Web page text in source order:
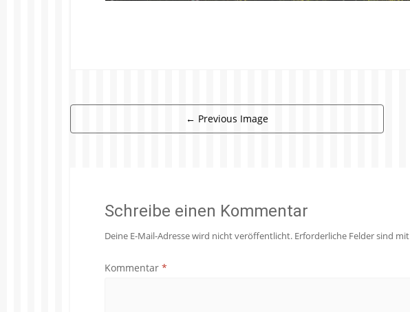
← Previous Image
Schreibe einen Kommentar
Deine E-Mail-Adresse wird nicht veröffentlicht. Erforderliche Felder sind mit
Kommentar *